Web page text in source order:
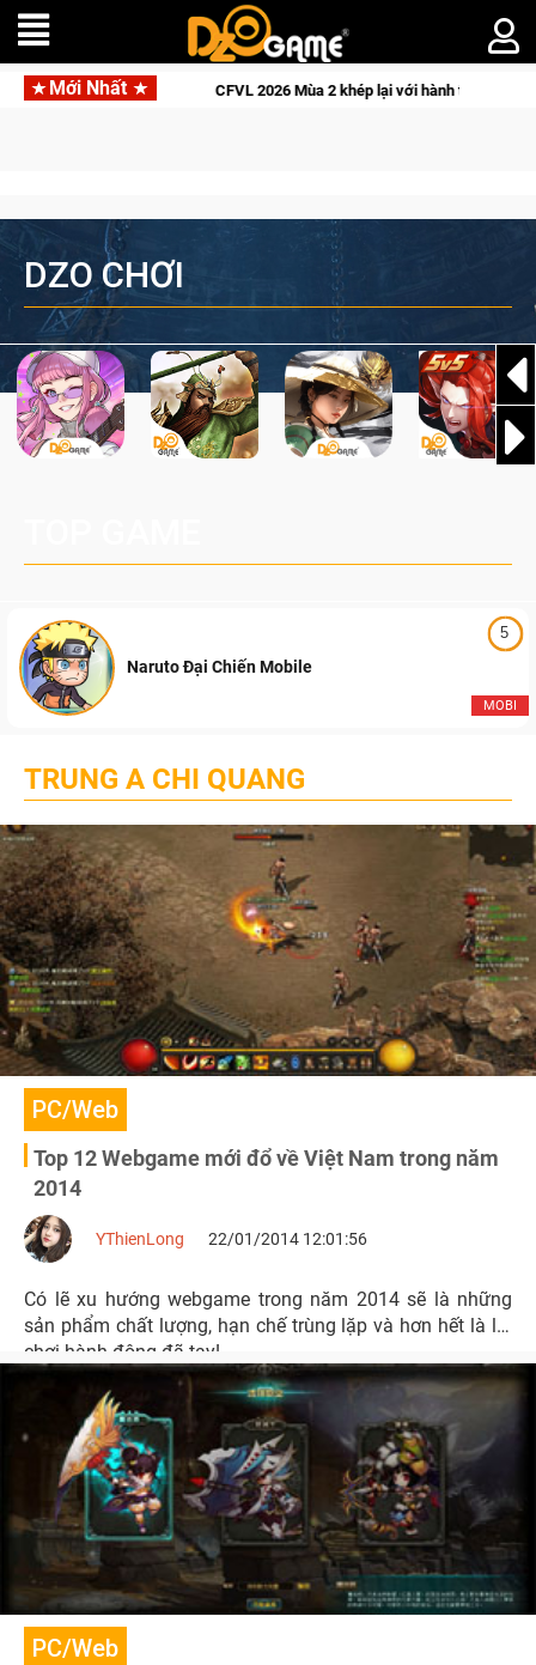
Mới Nhất
liệt CFVL 2026 Mùa 2 khép lại với hành trình đầy cảm xúc,
DZO CHƠI
5
MOBI
Naruto Đại Chiến Mobile
TRUNG A CHI QUANG
PC/Web
Top 12 Webgame mới đổ về Việt Nam trong năm
2014
YThienLong 22/01/2014 12:01:56
Có lẽ xu hướng webgame trong năm 2014 sẽ là những
sản phẩm chất lượng, hạn chế trùng lặp và hơn hết là lối
chơi hành động đã tay!
PC/Web